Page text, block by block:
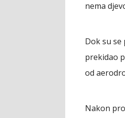
nema
Dok su
prekidao
od
Nakon